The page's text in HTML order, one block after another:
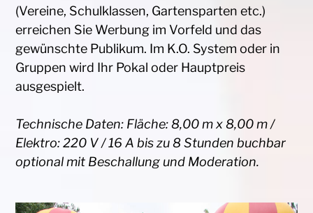
(Vereine, Schulklassen, Gartensparten etc.)
erreichen Sie Werbung im Vorfeld und das
gewünschte Publikum. Im K.O. System oder in
Gruppen wird Ihr Pokal oder Hauptpreis
ausgespielt.
Technische Daten: Fläche: 8,00 m x 8,00 m /
Elektro: 220 V / 16 A bis zu 8 Stunden buchbar
optional mit Beschallung und Moderation.